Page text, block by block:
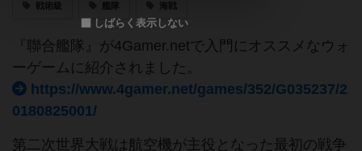
戦術級 艦隊 海戦
『聯合艦隊』が4Gamer.netで入門にオススメなウォ
ーゲームに紹介されました。
https://www.4gamer.net/games/352/G035237/2
0180825001/
第二次世界大戦は航空機が主役となった最初の戦争
しばらく表示しない